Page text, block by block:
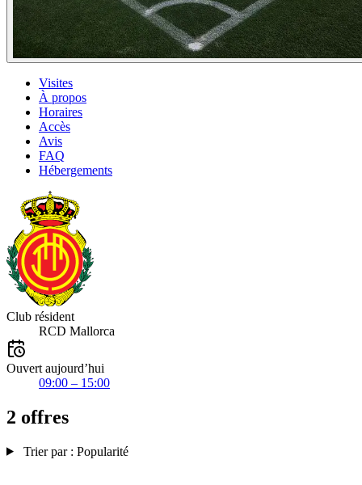
Visites
À propos
Horaires
Accès
Avis
FAQ
Hébergements
Club résident
RCD Mallorca
Ouvert aujourd’hui
09:00 – 15:00
2 offres
Trier par : Popularité